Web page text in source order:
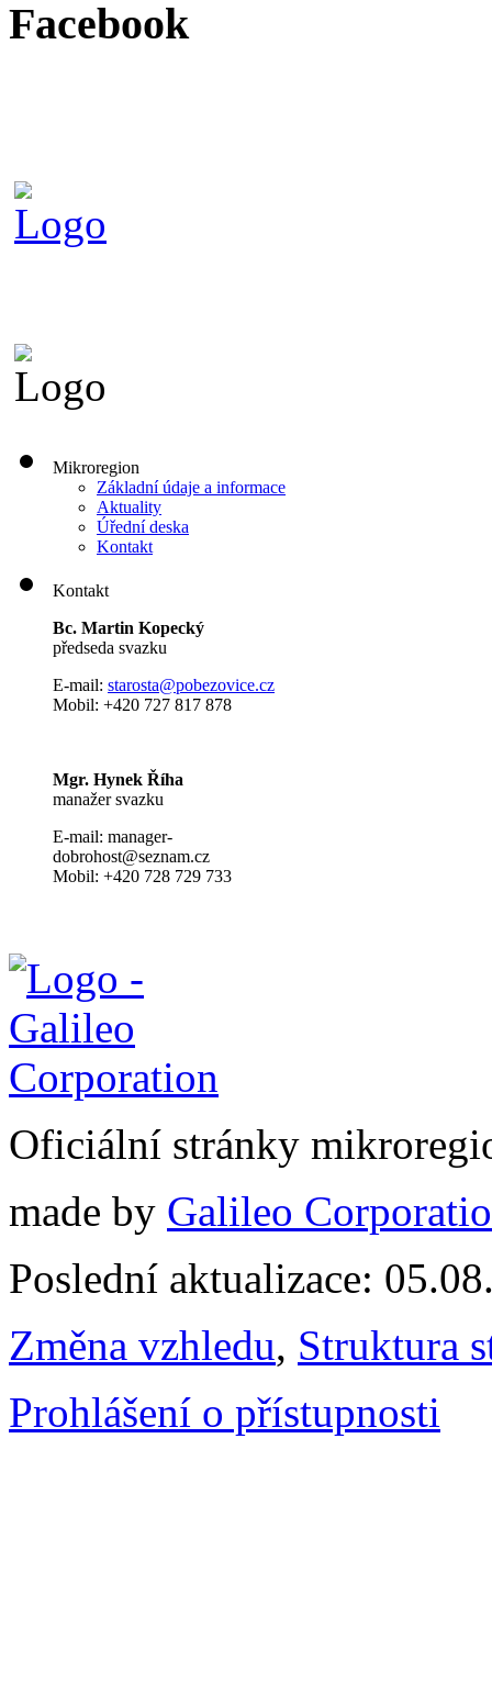
Facebook
Mikroregion
Základní údaje a informace
Aktuality
Úřední deska
Kontakt
Kontakt
Bc. Martin Kopecký
předseda svazku
E-mail: starosta@pobezovice.cz
Mobil: +420 727 817 878
Mgr. Hynek Říha
manažer svazku
E-mail: manager-
dobrohost@seznam.cz
Mobil: +420 728 729 733
Oficiální stránky
made by Galileo
Poslední aktualizace:
Změna vzhledu, Struktura
Prohlášení o přístupnosti